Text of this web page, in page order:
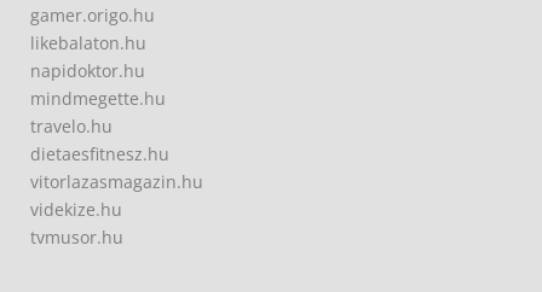
gamer.origo.hu
likebalaton.hu
napidoktor.hu
mindmegette.hu
travelo.hu
dietaesfitnesz.hu
vitorlazasmagazin.hu
videkize.hu
tvmusor.hu